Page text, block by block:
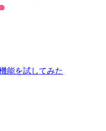
能を試してみた